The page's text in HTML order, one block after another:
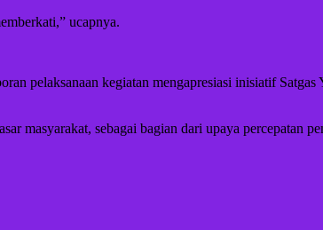
ucapnya.
pelaksanaan kegiatan mengapresiasi inisiatif
masyarakat, sebagai bagian dari upaya percepatan